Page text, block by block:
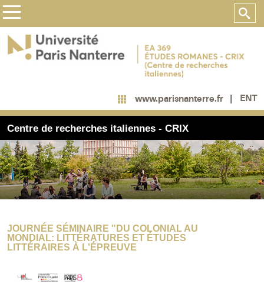
www.parisnanterre.fr ENT
Centre de recherches italiennes - CRIX
JOURNÉE SÉMINAIRE "DU COLONIAL AU
MONDIAL: LITTÉRATURES ET ÉTUDES
LITTÉRAIRES À L'ÉPREUVE